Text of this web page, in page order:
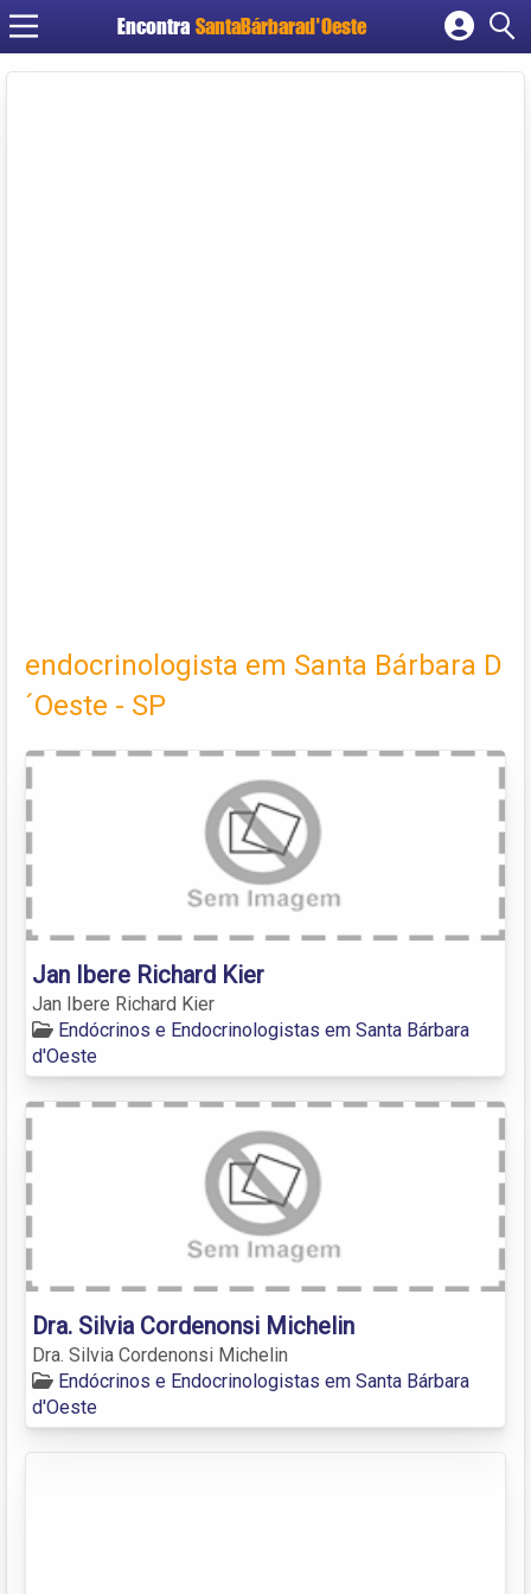
Encontra SantaBárbarad'Oeste
Cadastrar empresa
endocrinologista em Santa Bárbara D
´Oeste - SP
Jan Ibere Richard Kier
Jan Ibere Richard Kier
Endócrinos e Endocrinologistas em Santa Bárbara
d'Oeste
Dra. Silvia Cordenonsi Michelin
Dra. Silvia Cordenonsi Michelin
Endócrinos e Endocrinologistas em Santa Bárbara
d'Oeste